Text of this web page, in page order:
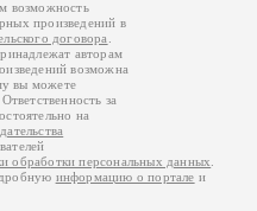
возможность
произведений в
договора
авторам
возможна
вы можете
за
на
обработки персональных данных
информацию о портале и